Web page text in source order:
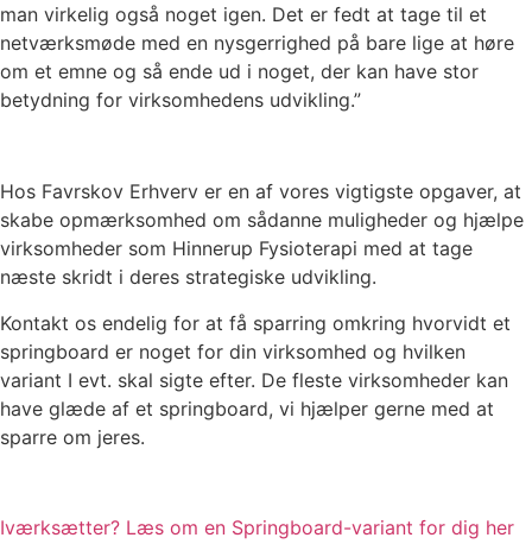
man virkelig også noget igen. Det er fedt at tage til et
netværksmøde med en nysgerrighed på bare lige at høre
om et emne og så ende ud i noget, der kan have stor
betydning for virksomhedens udvikling.”
Hos Favrskov Erhverv er en af vores vigtigste opgaver, at
skabe opmærksomhed om sådanne muligheder og hjælpe
virksomheder som Hinnerup Fysioterapi med at tage
næste skridt i deres strategiske udvikling.
Kontakt os endelig for at få sparring omkring hvorvidt et
springboard er noget for din virksomhed og hvilken
variant I evt. skal sigte efter. De fleste virksomheder kan
have glæde af et springboard, vi hjælper gerne med at
sparre om jeres.
Iværksætter? Læs om en Springboard-variant for dig her